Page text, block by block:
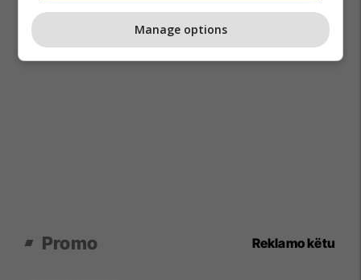
Promo Reklamo këtu
Manage options